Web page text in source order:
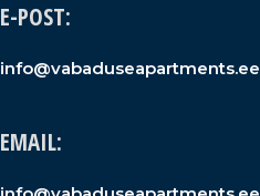
E-POST:
info@vabaduseapartments.ee
EMAIL: